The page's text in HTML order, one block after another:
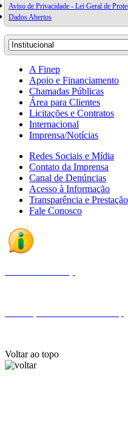
Aviso de Privacidade - Lei Geral de
Dados Abertos
A Finep
Apoio e Financiamento
Chamadas Públicas
Área para Clientes
Licitações e Contratos
Internacional
Imprensa/Notícias
Redes Sociais e Mídia
Contato da Imprensa
Canal de Denúncias
Acesso à Informação
Transparência e
Fale Conosco
Voltar ao topo